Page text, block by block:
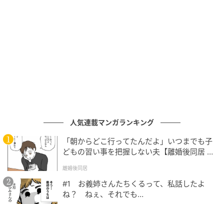
くようになり、「できた！」ということによって自信
がんばったあとの、小さなご褒美
毎日向き合うのは、習慣になるまでちょっと大変。
人気連載マンガランキング
「朝からどこ行ってたんだよ」いつまでも子
どもの習い事を把握しない夫【離婚後同居 Vo
離婚後同居
#1 お義姉さんたちくるって、私話したよ
ね？ ねぇ、それでも…